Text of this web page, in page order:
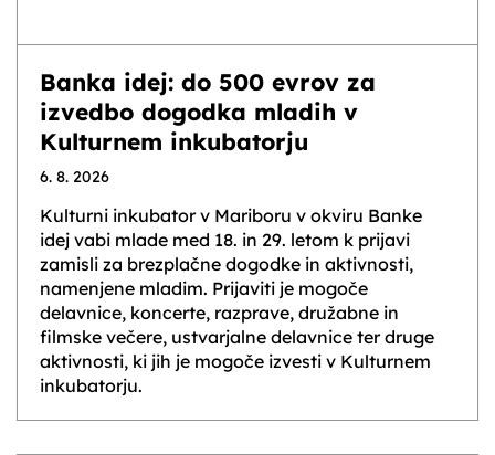
Banka idej: do 500 evrov za
izvedbo dogodka mladih v
Kulturnem inkubatorju
6. 8. 2026
Kulturni inkubator v Mariboru v okviru Banke
idej vabi mlade med 18. in 29. letom k prijavi
zamisli za brezplačne dogodke in aktivnosti,
namenjene mladim. Prijaviti je mogoče
delavnice, koncerte, razprave, družabne in
filmske večere, ustvarjalne delavnice ter druge
aktivnosti, ki jih je mogoče izvesti v Kulturnem
inkubatorju.